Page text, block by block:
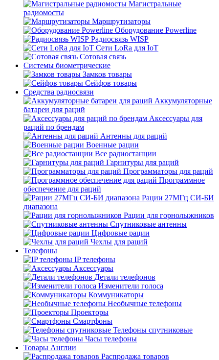
Магистральные
радиомосты
Маршрутизаторы
Оборудование Powerline
Радиосвязь WISP
Сети LoRa для IoT
Сотовая связь
Системы биометрические
Замков товары
Сейфов товары
Средства радиосвязи
Аккумуляторные
батареи для раций
Аксессуары для
раций по брендам
Антенны для раций
Военные рации
Все радиостанции
Гарнитуры для раций
Программаторы для раций
Программное
обеспечение для раций
Рации 27МГц СИ-БИ
диапазона
Рации для горнолыжников
Спутниковые антенны
Цифровые рации
Чехлы для раций
Телефоны
IP телефоны
Аксессуары
Детали телефонов
Изменители голоса
Коммуникаторы
Необычные телефоны
Проекторы
Смартфоны
Телефоны спутниковые
Часы телефоны
Товары Англии
Распродажа товаров